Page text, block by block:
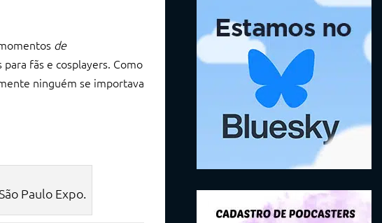
de
fãs e cosplayers. Como
ninguém se importava
Paulo Expo.